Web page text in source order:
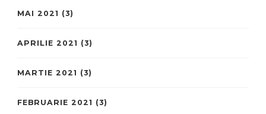
MAI 2021 (3)
APRILIE 2021 (3)
MARTIE 2021 (3)
FEBRUARIE 2021 (3)